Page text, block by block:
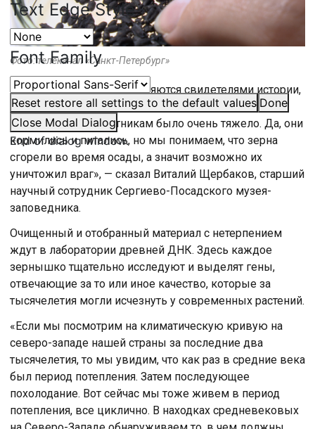
Text Edge Style
Font Family
Reset restore all settings to the default values Done
Close Modal Dialog
End of dialog window.
Фото: телеканал «Санкт-Петербург»
«Эти обгорелые зерна являются свидетелями истории,
в том числе и осады. Поскольку благодаря им мы
понимаем, что защитникам было очень тяжело. Да, они
кормились и питались, но мы понимаем, что зерна
сгорели во время осады, а значит возможно их
уничтожил враг», — сказал Виталий Щербаков, старший
научный сотрудник Сергиево-Посадского музея-
заповедника.
Очищенный и отобранный материал с нетерпением
ждут в лаборатории древней ДНК. Здесь каждое
зернышко тщательно исследуют и выделят гены,
отвечающие за то или иное качество, которые за
тысячелетия могли исчезнуть у современных растений.
«Если мы посмотрим на климатическую кривую на
северо-западе нашей страны за последние два
тысячелетия, то мы увидим, что как раз в средние века
был период потепления. Затем последующее
похолодание. Вот сейчас мы тоже живем в период
потепления, все циклично. В находках средневековых